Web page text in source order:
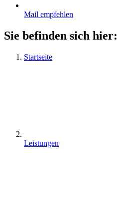
Mail empfehlen
Sie befinden sich hier:
Startseite
Leistungen